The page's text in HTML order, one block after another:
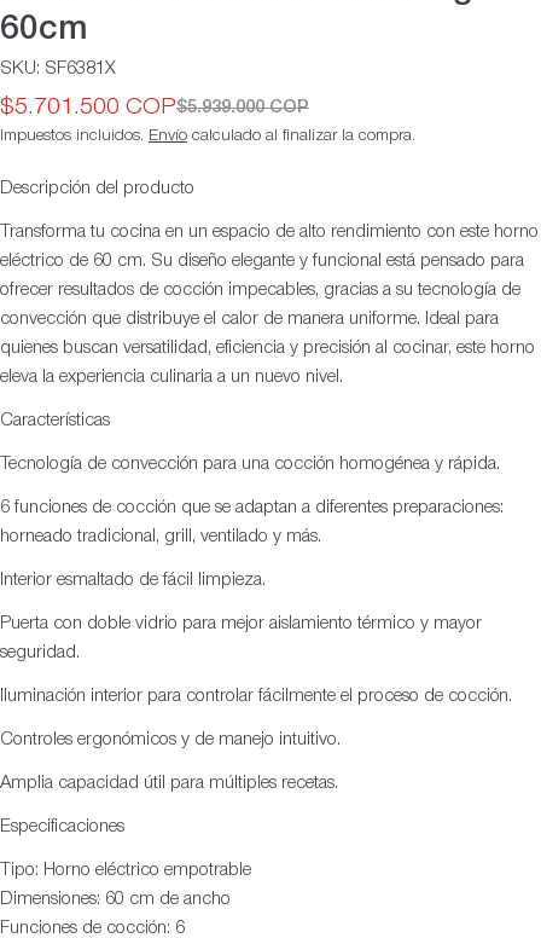
60cm
SKU: SF6381X
Precio
de
$5.701.500 COP
Precio
habitual
$5.939.000 COP
Impuestos incluidos. Envío calculado al finalizar la compra.
Descripción del producto
Transforma tu cocina en un espacio de alto rendimiento con este horno
eléctrico de 60 cm. Su diseño elegante y funcional está pensado para
ofrecer resultados de cocción impecables, gracias a su tecnología de
convección que distribuye el calor de manera uniforme. Ideal para
quienes buscan versatilidad, eficiencia y precisión al cocinar, este horno
eleva la experiencia culinaria a un nuevo nivel.
Características
Tecnología de convección para una cocción homogénea y rápida.
6 funciones de cocción que se adaptan a diferentes preparaciones:
horneado tradicional, grill, ventilado y más.
Interior esmaltado de fácil limpieza.
Puerta con doble vidrio para mejor aislamiento térmico y mayor
seguridad.
Iluminación interior para controlar fácilmente el proceso de cocción.
Controles ergonómicos y de manejo intuitivo.
Amplia capacidad útil para múltiples recetas.
Especificaciones
Tipo: Horno eléctrico empotrable
Dimensiones: 60 cm de ancho
Funciones de cocción: 6